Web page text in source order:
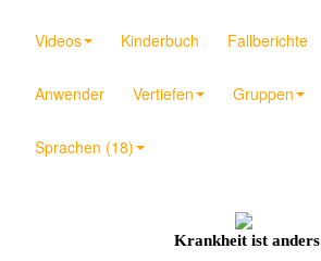
Videos Kinderbuch Fallberichte
Anwender Vertiefen Gruppen
Sprachen (18)
Krankheit ist anders